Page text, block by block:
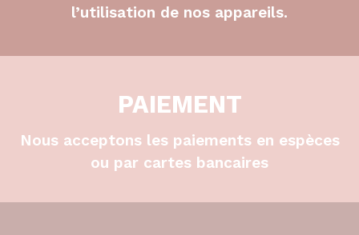
l’utilisation de nos appareils.
PAIEMENT
Nous acceptons les paiements en espèces
ou par cartes bancaires